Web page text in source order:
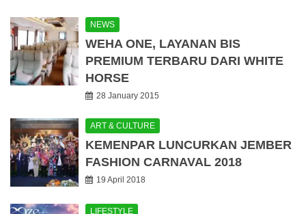
NEWS
WEHA ONE, LAYANAN BIS
PREMIUM TERBARU DARI WHITE
HORSE
28 January 2015
ART & CULTURE
KEMENPAR LUNCURKAN JEMBER
FASHION CARNAVAL 2018
19 April 2018
LIFESTYLE